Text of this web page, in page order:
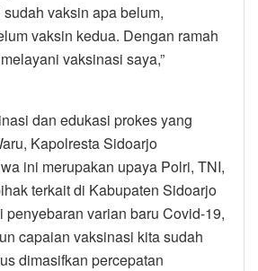
sudah vaksin apa belum,
vaksin kedua. Dengan ramah
vaksinasi saya,”
dan edukasi prokes yang
Kapolresta Sidoarjo
ini merupakan upaya Polri, TNI,
terkait di Kabupaten Sidoarjo
varian baru Covid-19,
capaian vaksinasi kita sudah
dimasifkan percepatan